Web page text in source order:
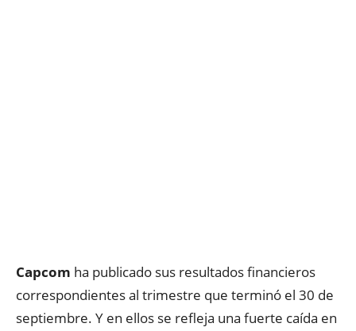
Capcom ha publicado sus resultados financieros
correspondientes al trimestre que terminó el 30 de
septiembre. Y en ellos se refleja una fuerte caída en